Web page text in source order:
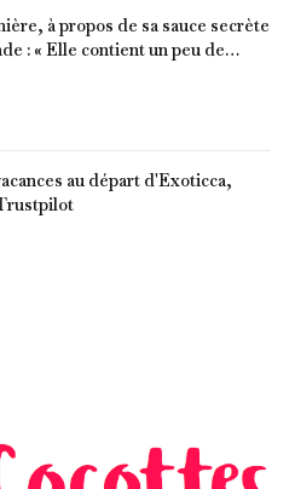
à propos de sa sauce secrète
: « Elle contient un peu de
d'amandes et des tomates
au départ d'Exoticca,